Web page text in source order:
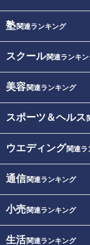
塾関連ランキング
スクール関連ランキ
美容関連ランキング
スポーツ＆ヘルス
ウエディング関連ラ
通信関連ランキング
小売関連ランキング
生活関連ランキング